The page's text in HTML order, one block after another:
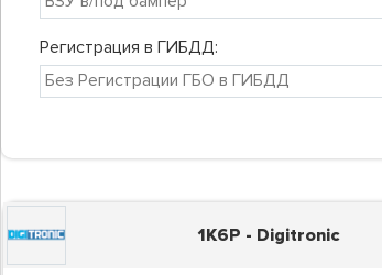
Регистрация в ГИБДД:
1K6P - Digitronic